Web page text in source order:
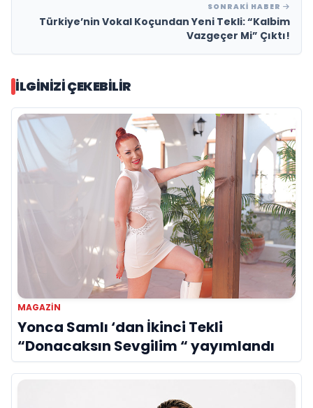
SONRAKI HABER
Türkiye’nin Vokal Koçundan Yeni Tekli: “Kalbim
Vazgeçer Mi” Çıktı!
İLGINIZI ÇEKEBILIR
MAGAZIN
Yonca Samlı ‘dan İkinci Tekli
“Donacaksın Sevgilim “ yayımlandı